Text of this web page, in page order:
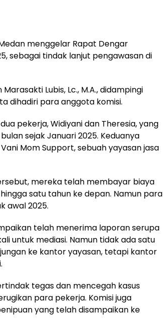
menggelar Rapat Dengar
sebagai tindak lanjut pengawasan di
Lubis, Lc., M.A., didampingi
dihadiri para anggota komisi.
pekerja, Widiyani dan Theresia, yang
sejak Januari 2025. Keduanya
Mom Support, sebuah yayasan jasa
mereka telah membayar biaya
satu tahun ke depan. Namun para
awal 2025.
telah menerima laporan serupa
untuk mediasi. Namun tidak ada satu
ke kantor yayasan, tetapi kantor
tegas dan mencegah kasus
para pekerja. Komisi juga
yang telah disampaikan ke